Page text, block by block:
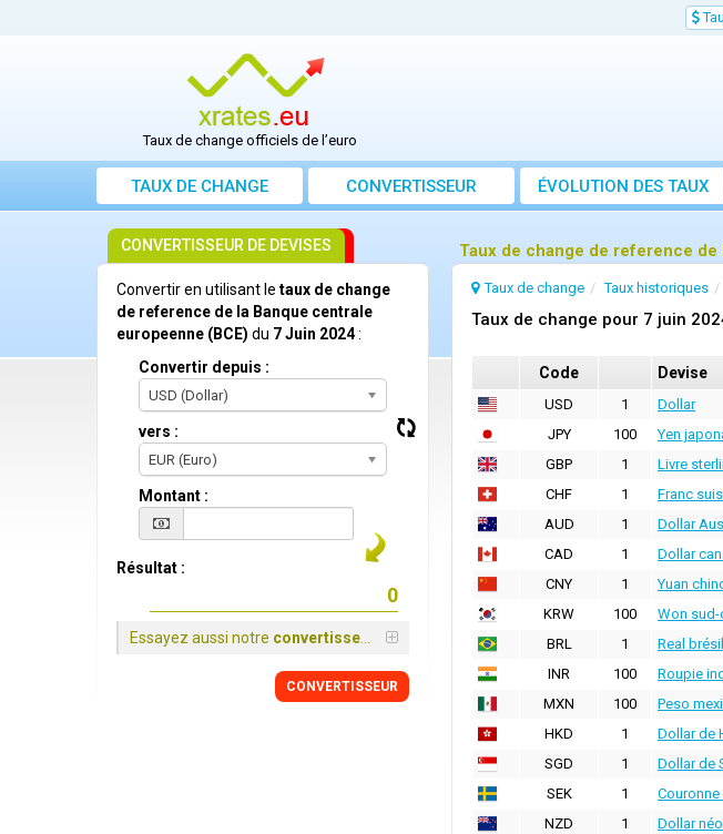
Taux de change officiels de l’euro
TAUX DE CHANGE CONVERTISSEUR ÉVOLUTION DES TAUX
Taux de change de reference
Taux de change Taux historiques
Taux de change pour 7 juin
Code Devise
USD 1 Dollar
JPY
100 Yen
GBP
1 Livre
CHF
1 Franc
AUD
1 Dollar
CAD
1 Dollar
CNY
1 Yuan
KRW
100 Won sud-
BRL
1 Real
INR
100 Roupie
MXN
100 Peso
HKD
1 Dollar de
SGD
1 Dollar de
SEK
1
NZD
1 Dollar
CONVERTISSEUR DE DEVISES
Convertir en utilisant le taux de change
de reference de la Banque centrale
europeenne (BCE) du 7 Juin 2024:
Convertir depuis :
USD (Dollar)
vers :
EUR (Euro)
Montant :
Résultat :
Essayez aussi notre convertisseur
CONVERTISSEUR